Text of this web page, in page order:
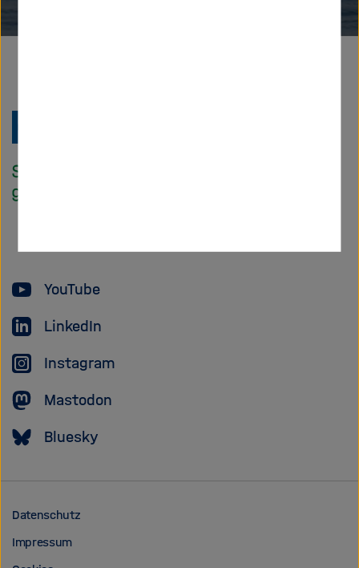
YouTube
LinkedIn
Instagram
Mastodon
Bluesky
Datenschutz
Impressum